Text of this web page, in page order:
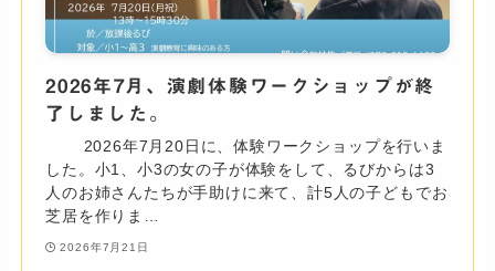
2026年7月、演劇体験ワークショップが終
了しました。
2026年7月20日に、体験ワークショップを行いま
した。小1、小3の女の子が体験をして、るびからは3
人のお姉さんたちが手助けに来て、計5人の子どもでお
芝居を作りま…
2026年7月21日